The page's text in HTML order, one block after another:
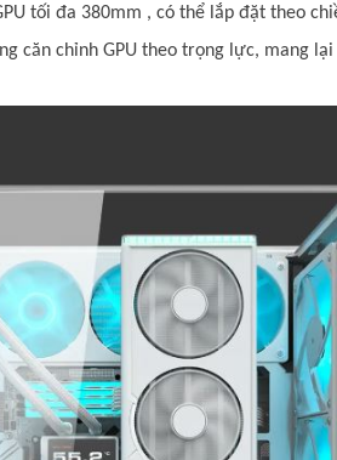
tối đa 380mm , có thể lắp đặt theo
căn chỉnh GPU theo trọng lực, mang